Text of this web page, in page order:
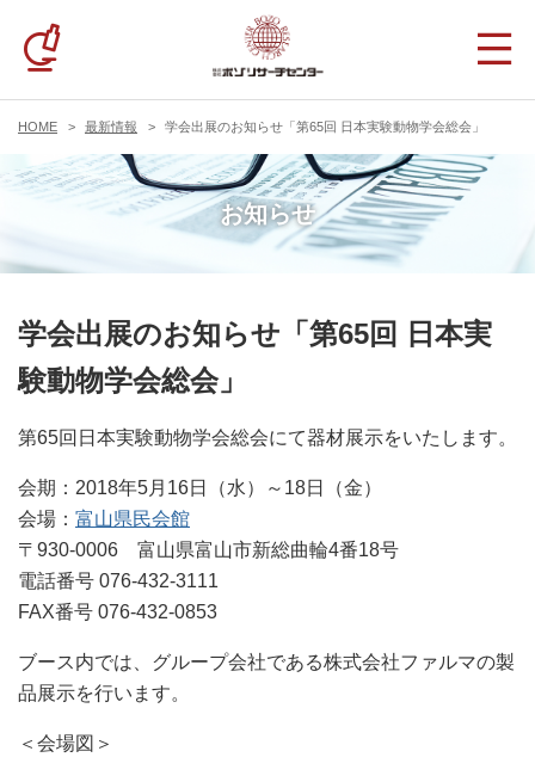
HOME 最新情報 学会出展のお知らせ「第65回 日本実験動物学会総会」
お知らせ
学会出展のお知らせ「第65回 日本実
験動物学会総会」
第65回日本実験動物学会総会にて器材展示をいたします。
会期：2018年5月16日（水）～18日（金）
会場： 富山県民会館
〒930-0006 富山県富山市新総曲輪4番18号
電話番号 076-432-3111
FAX番号 076-432-0853
ブース内では、グループ会社である株式会社ファルマの製
品展示を行います。
＜会場図＞